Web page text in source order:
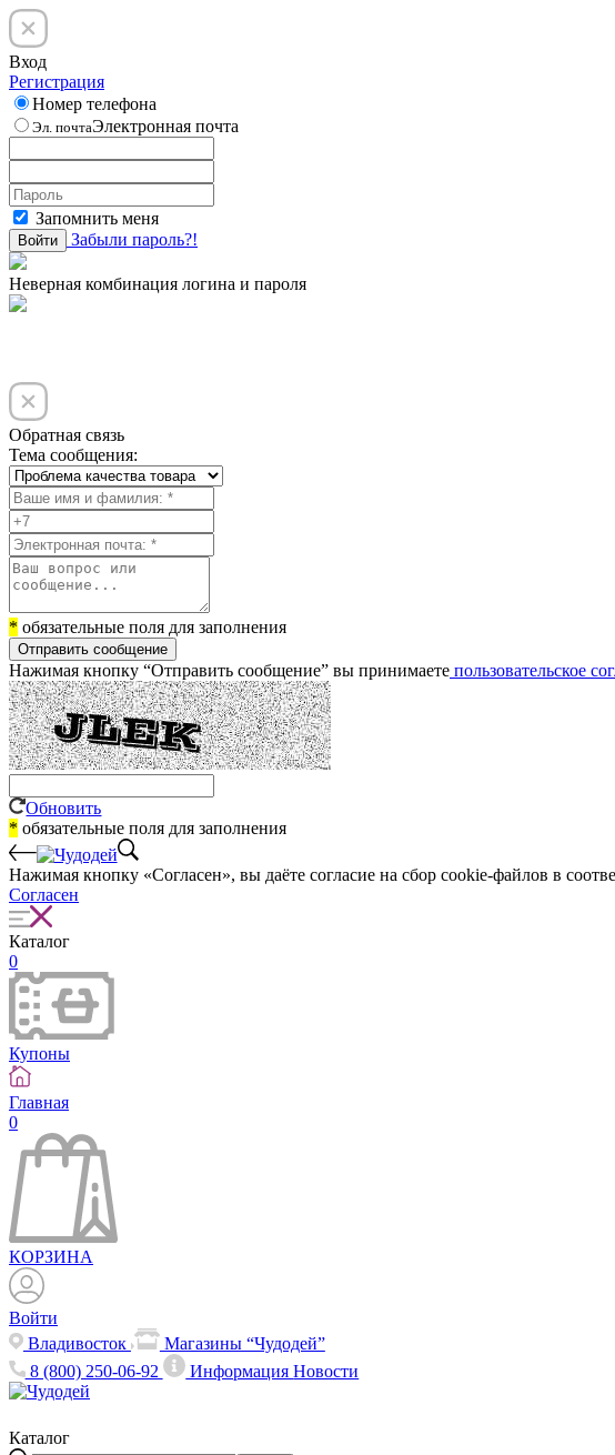
Вход
Регистрация
Номер телефона
Эл. почтаЭлектронная почта
Запомнить меня
Войти Забыли пароль?!
Неверная комбинация логина и пароля
Обратная связь
Тема сообщения:
* обязательные поля для заполнения
Отправить сообщение
Нажимая кнопку “Отправить сообщение” вы принимаете пользовательское
Обновить
* обязательные поля для заполнения
Нажимая кнопку «Согласен», вы даёте cогласие на сбор cookie-файлов в
Согласен
Каталог
0
Купоны
Главная
0
КОРЗИНА
Войти
Владивосток
Магазины “Чудодей”
8 (800) 250-06-92
ИнформацияНовости
Каталог